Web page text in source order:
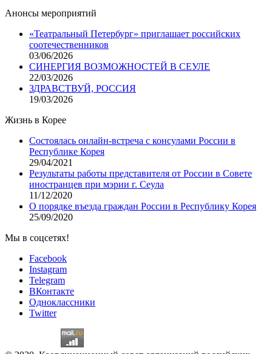
Анонсы мероприятий
«Театральный Петербург» приглашает российских
соотечественников
03/06/2026
СИНЕРГИЯ ВОЗМОЖНОСТЕЙ В СЕУЛЕ
22/03/2026
ЗДРАВСТВУЙ, РОССИЯ
19/03/2026
Жизнь в Корее
Состоялась онлайн-встреча с консулами России в
Республике Корея
29/04/2021
Результаты работы представителя от России в Совете
иностранцев при мэрии г. Сеула
11/12/2020
О порядке въезда граждан России в Республику Корея
25/09/2020
Мы в соцсетях!
Facebook
Instagram
Telegram
ВКонтакте
Одноклассники
Twitter